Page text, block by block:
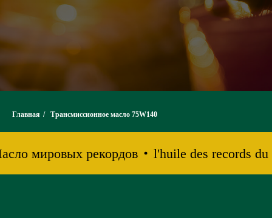
Главная / Трансмиссионное масло 75W140
мировых рекордов l'huile des records